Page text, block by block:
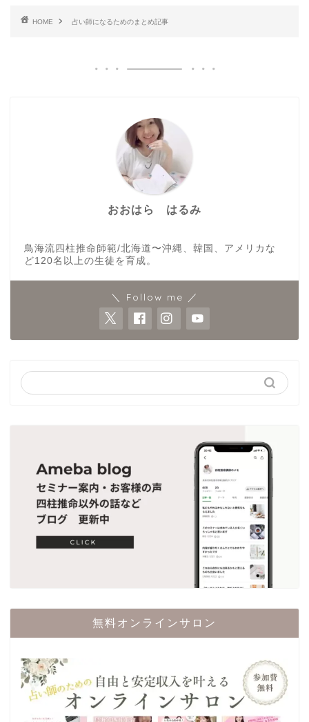
HOME 占い師になるためのまとめ記事
おおはら はるみ
鳥海流四柱推命師範/北海道〜沖縄、韓国、アメリカな
ど120名以上の生徒を育成。
＼ Follow me ／
無料オンラインサロン